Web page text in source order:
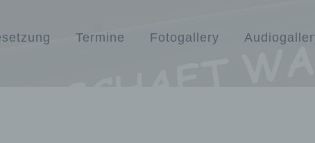
Termine Fotogallery